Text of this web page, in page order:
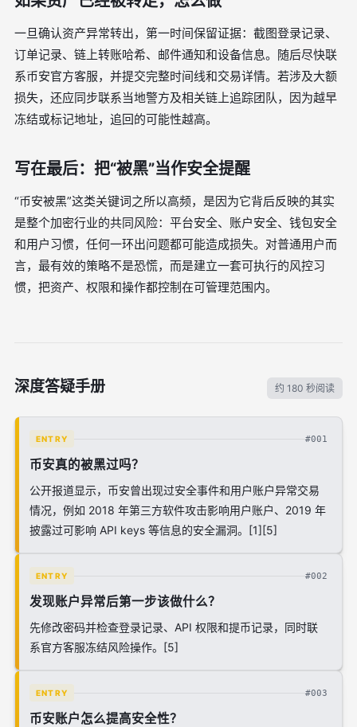
一旦确认资产异常转出，第一时间保留证据：截图登录记录、
订单记录、链上转账哈希、邮件通知和设备信息。随后尽快联
系币安官方客服，并提交完整时间线和交易详情。若涉及大额
损失，还应同步联系当地警方及相关链上追踪团队，因为越早
冻结或标记地址，追回的可能性越高。
写在最后：把“被黑”当作安全提醒
“币安被黑”这类关键词之所以高频，是因为它背后反映的其实
是整个加密行业的共同风险：平台安全、账户安全、钱包安全
和用户习惯，任何一环出问题都可能造成损失。对普通用户而
言，最有效的策略不是恐慌，而是建立一套可执行的风控习
惯，把资产、权限和操作都控制在可管理范围内。
深度答疑手册 约 180 秒阅读
ENTRY #001
币安真的被黑过吗？
公开报道显示，币安曾出现过安全事件和用户账户异常交易
情况，例如 2018 年第三方软件攻击影响用户账户、2019 年
披露过可影响 API keys 等信息的安全漏洞。[1][5]
ENTRY #002
发现账户异常后第一步该做什么？
先修改密码并检查登录记录、API 权限和提币记录，同时联
系官方客服冻结风险操作。[5]
ENTRY #003
币安账户怎么提高安全性？